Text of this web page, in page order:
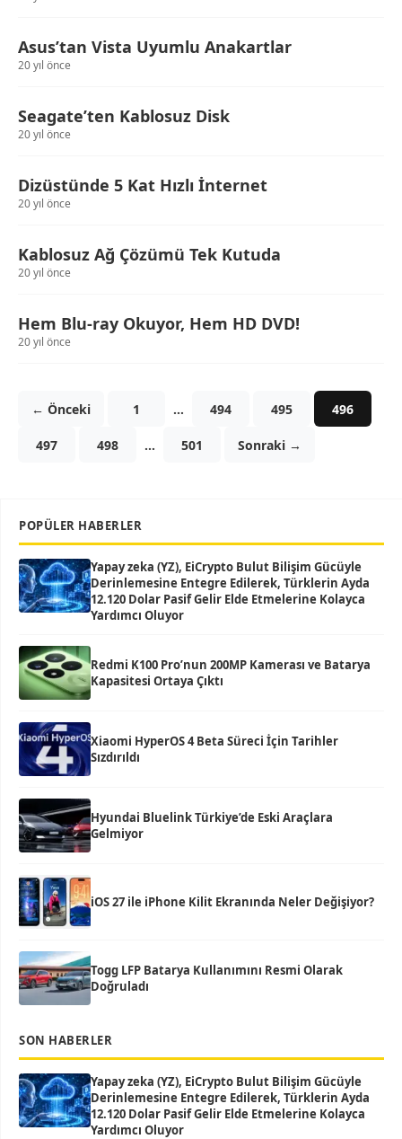
Asus’tan Vista Uyumlu Anakartlar
20 yıl önce
Seagate’ten Kablosuz Disk
20 yıl önce
Dizüstünde 5 Kat Hızlı İnternet
20 yıl önce
Kablosuz Ağ Çözümü Tek Kutuda
20 yıl önce
Hem Blu-ray Okuyor, Hem HD DVD!
20 yıl önce
← Önceki 1 … 494 495 496
497 498 … 501 Sonraki →
POPÜLER HABERLER
Yapay zeka (YZ), EiCrypto Bulut Bilişim Gücüyle
Derinlemesine Entegre Edilerek, Türklerin Ayda
12.120 Dolar Pasif Gelir Elde Etmelerine Kolayca
Yardımcı Oluyor
Redmi K100 Pro’nun 200MP Kamerası ve Batarya
Kapasitesi Ortaya Çıktı
Xiaomi HyperOS 4 Beta Süreci İçin Tarihler
Sızdırıldı
Hyundai Bluelink Türkiye’de Eski Araçlara
Gelmiyor
iOS 27 ile iPhone Kilit Ekranında Neler Değişiyor?
Togg LFP Batarya Kullanımını Resmi Olarak
Doğruladı
SON HABERLER
Yapay zeka (YZ), EiCrypto Bulut Bilişim Gücüyle
Derinlemesine Entegre Edilerek, Türklerin Ayda
12.120 Dolar Pasif Gelir Elde Etmelerine Kolayca
Yardımcı Oluyor